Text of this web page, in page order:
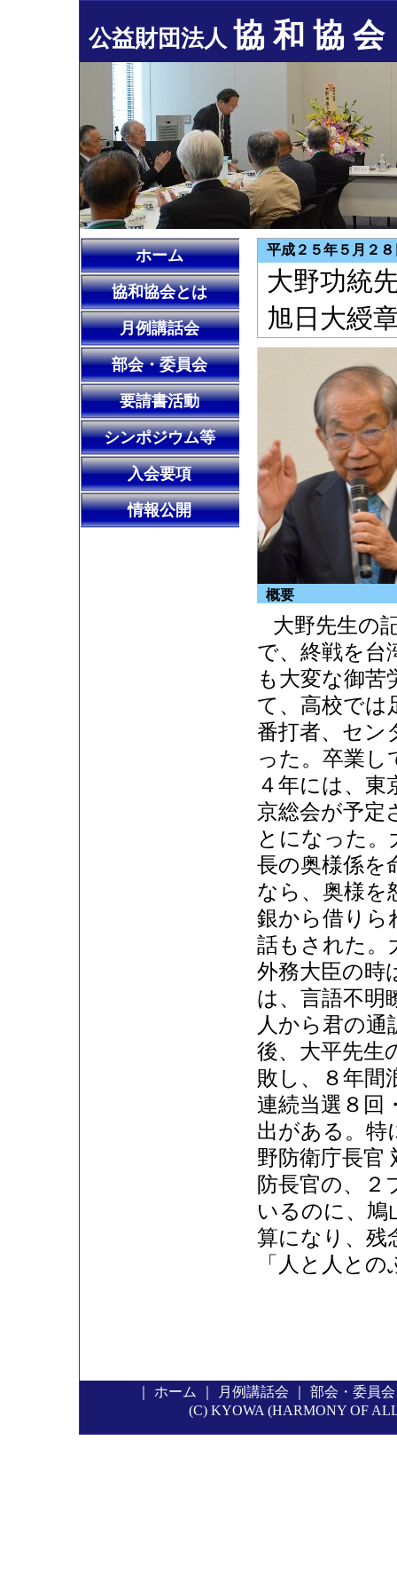
公益財団法人 協 和 協 会
ホーム
協和協会とは
月例講話会
部会・委員会
要請書活動
シンポジウム等
入会要項
情報公開
平成２５年５月２
大野功統
旭日大綬
概要
大野先生の
で、終戦を台
も大変な御
て、高校では
番打者、セン
った。卒業し
４年には、東
京総会が予定
とになった。
長の奥様係を
なら、奥様を
銀から借りら
話もされた。
外務大臣の時
は、言語不明
人から君の
後、大平先生
敗し、８年間
連続当選８回
出がある。特
野防衛庁長官
防長官の、２
いるのに、鳩
算になり、残
「人と人と
ホーム 月例講話会 部会・委員会
(C) KYOWA (HARMONY OF